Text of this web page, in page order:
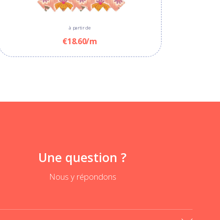
Ajouter au panier
à partir de
€18.60/m
Une question ?
Nous y répondons